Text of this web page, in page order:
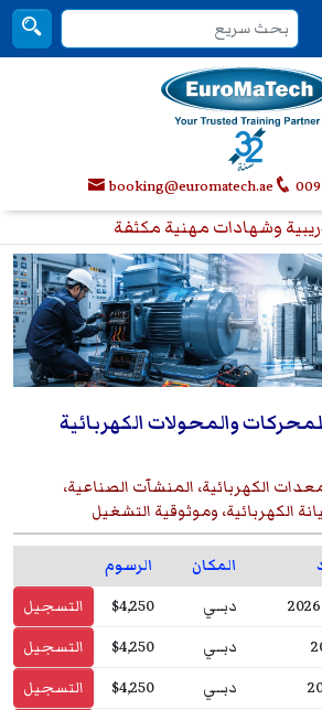
booking@euromatech.ae
وشهادات مهنية مكثفة
والمحولات الكهربائية
الكهربائية، المنشآت الصناعية،
الكهربائية، وموثوقية التشغيل
المكان
الرسوم
دبــي $4,250
التسجيل
دبــي $4,250
التسجيل
دبــي $4,250
التسجيل